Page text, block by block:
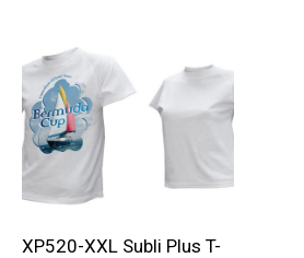
XP520-XXL Subli Plus T-